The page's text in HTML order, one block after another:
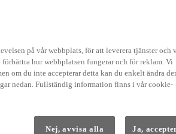
Från 569 900 kr
Från 3 958 kr/mån
HYBRID
på vår webbplats, för att leverera tjänster och
hur webbplatsen fungerar och för reklam. Vi
om du inte accepterar detta kan du enkelt ändra
nedan. Fullständig information finns i vår cookie-
Nej, avvisa alla Ja,